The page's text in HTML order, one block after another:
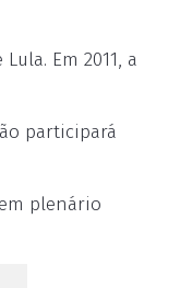
Em 2011, a
participará
plenário